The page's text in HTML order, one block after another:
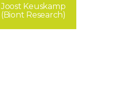
Joost Keuskamp
(Biont Research)